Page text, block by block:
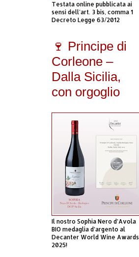
Testata online pubblicata ai
sensi dell'art. 3 bis, comma 1
Decreto Legge 63/2012
🍷 Principe di
Corleone –
Dalla Sicilia,
con orgoglio
Il nostro Sophia Nero d’Avola
BIO medaglia d’argento al
Decanter World Wine Awards
2025!